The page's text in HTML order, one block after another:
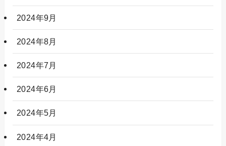
2024年9月
2024年8月
2024年7月
2024年6月
2024年5月
2024年4月